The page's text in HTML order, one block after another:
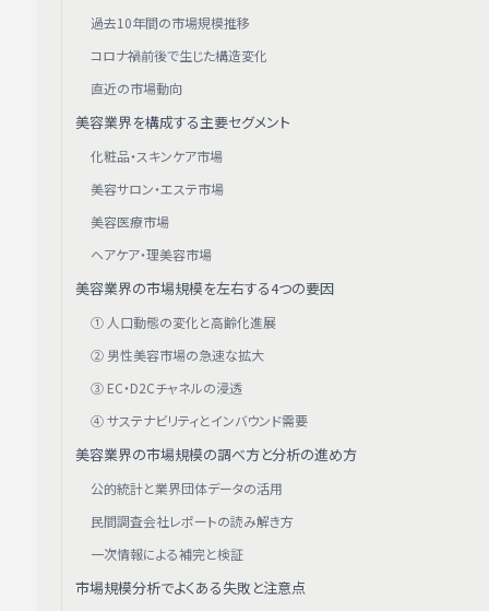
過去10年間の市場規模推移
コロナ禍前後で生じた構造変化
直近の市場動向
美容業界を構成する主要セグメント
化粧品・スキンケア市場
美容サロン・エステ市場
美容医療市場
ヘアケア・理美容市場
美容業界の市場規模を左右する4つの要因
① 人口動態の変化と高齢化進展
② 男性美容市場の急速な拡大
③ EC・D2Cチャネルの浸透
④ サステナビリティとインバウンド需要
美容業界の市場規模の調べ方と分析の進め方
公的統計と業界団体データの活用
民間調査会社レポートの読み解き方
一次情報による補完と検証
市場規模分析でよくある失敗と注意点